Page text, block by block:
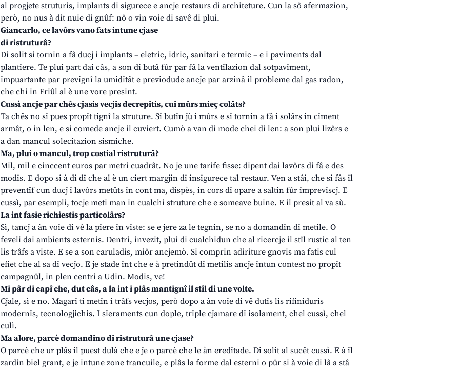
al progjete struturis, implants di sigurece e ancje restaurs di architeture. Cun la sô afermazion,
però, no nus à dit nuie di gnûf: nô o vin voie di savê di plui.
Giancarlo, ce lavôrs vano fats intune cjase
di ristruturâ?
Di solit si tornin a fâ ducj i implants – eletric, idric, sanitari e termic – e i paviments dal
plantiere. Te plui part dai câs, a son di butâ fûr par fâ la ventilazion dal sotpaviment,
impuartante par prevignî la umiditât e previodude ancje par arzinâ il probleme dal gas radon,
che chi in Friûl al è une vore presint.
Cussì ancje par chês cjasis vecjis decrepitis, cui mûrs mieç colâts?
Ta chês no si pues propit tignî la struture. Si butin jù i mûrs e si tornin a fâ i solârs in ciment
armât, o in len, e si comede ancje il cuviert. Cumò a van di mode chei di len: a son plui lizêrs e
a dan mancul solecitazion sismiche.
Ma, plui o mancul, trop costial ristruturâ?
Mil, mil e cinccent euros par metri cuadrât. No je une tarife fisse: dipent dai lavôrs di fâ e des
modis. E dopo si à di dî che al è un ciert margjin di insigurece tal restaur. Ven a stâi, che si fâs il
preventîf cun ducj i lavôrs metûts in cont ma, dispès, in cors di opare a saltin fûr impreviscj. E
cussì, par esempli, tocje meti man in cualchi struture che e someave buine. E il presit al va sù.
La int fasie richiestis particolârs?
Sì, tancj a àn voie di vê la piere in viste: se e jere za le tegnin, se no a domandin di metile. O
feveli dai ambients esternis. Dentri, invezit, plui di cualchidun che al ricercje il stîl rustic al ten
lis trâfs a viste. E se a son caruladis, miôr ancjemò. Si comprin adiriture gnovis ma fatis cul
efiet che al sa di vecjo. E je stade int che e à pretindût di metilis ancje intun contest no propit
campagnûl, in plen centri a Udin. Modis, ve!
Mi pâr di capî che, dut câs, a la int i plâs mantignî il stîl di une volte.
Cjale, sì e no. Magari ti metin i trâfs vecjos, però dopo a àn voie di vê dutis lis rifiniduris
modernis, tecnologjichis. I sieraments cun dople, triple cjamare di isolament, chel cussì, chel
culì.
Ma alore, parcè domandino di ristruturâ une cjase?
O parcè che ur plâs il puest dulà che e je o parcè che le àn ereditade. Di solit al sucêt cussì. E à il
zardin biel grant, e je intune zone trancuile, e plâs la forme dal esterni o pûr si à voie di lâ a stâ